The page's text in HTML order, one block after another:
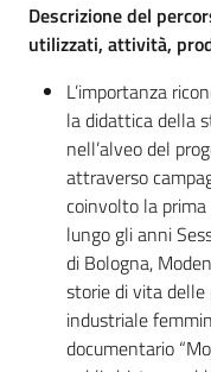
Descrizione del
utilizzati, attività,
L’importanza
la didattica della
nell’alveo del
attraverso
coinvolto la
lungo gli anni
di Bologna,
storie di vita
industriale
documentario